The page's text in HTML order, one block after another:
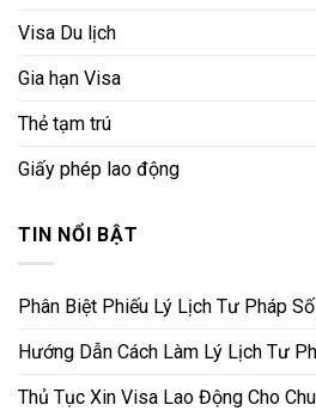
Visa Du lịch
Gia hạn Visa
Thẻ tạm trú
Giấy phép lao động
TIN NỔI BẬT
Phân Biệt Phiếu Lý Lịch Tư Pháp
Hướng Dẫn Cách Làm Lý Lịch Tư
Thủ Tục Xin Visa Lao Động Cho